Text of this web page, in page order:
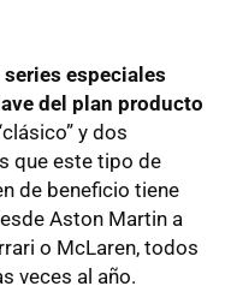
especiales
del plan producto
y dos
que este tipo de
de beneficio tiene
Aston Martin a
o McLaren, todos
veces al año.